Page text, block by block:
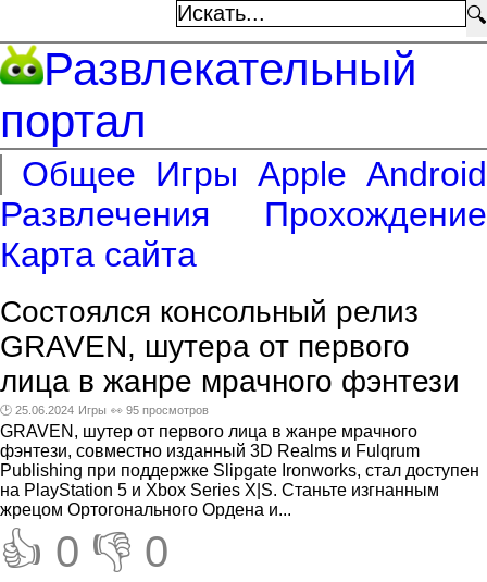
🔍
Развлекательный
портал
Общее Игры Apple Android
Развлечения
Прохождение
Карта сайта
Состоялся консольный релиз
GRAVEN, шутера от первого
лица в жанре мрачного фэнтези
🕑 25.06.2024 Игры 👀 95 просмотров
GRAVEN, шутер от первого лица в жанре мрачного
фэнтези, совместно изданный 3D Realms и Fulqrum
Publishing при поддержке Slipgate Ironworks, стал доступен
на PlayStation 5 и Xbox Series X|S. Станьте изгнанным
жрецом Ортогонального Ордена и...
👍 0 👎 0